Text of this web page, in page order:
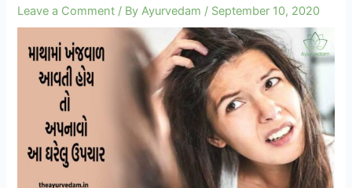
Leave a Comment / ByAyurvedam / September 10, 2020